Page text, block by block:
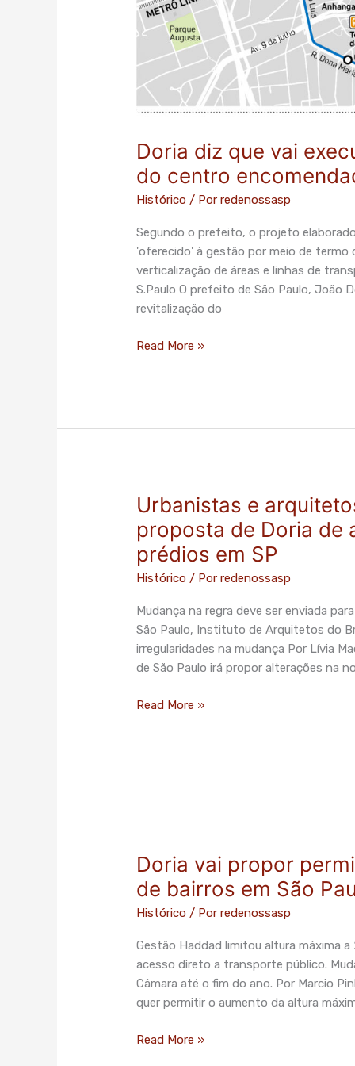
Doria diz que vai
do centro
Histórico / Porredenossasp
Segundo o prefeito, o projeto
'oferecido' à gestão por meio de termo
verticalização de áreas e linhas de
S.Paulo O prefeito de São Paulo, João
revitalização do
Read More »
Urbanistas e
proposta de Doria de
prédios em SP
Histórico / Porredenossasp
Mudança na regra deve ser enviada
São Paulo, Instituto de Arquitetos do
irregularidades na mudança Por Lívia
de São Paulo irá propor alterações na
Urbanistas
arquitetos
veem
‘retrocesso’
proposta
de
Doria
de
limite
prédios
Read More »
Doria vai propor
de bairros em São
Histórico / Porredenossasp
Gestão Haddad limitou altura máxima
acesso direto a transporte público.
Câmara até o fim do ano. Por Marcio
quer permitir o aumento da altura
Doria
vai
propor
permitir
ruas
de
Read More »